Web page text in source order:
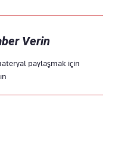
Verin
paylaşmak için